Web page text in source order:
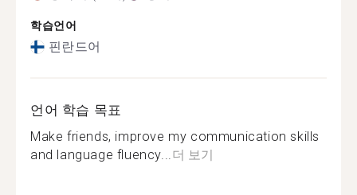
학습언어
핀란드어
언어 학습 목표
Make friends, improve my communication skills
and language fluency...더 보기